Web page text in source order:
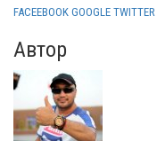
FACEEBOOK GOOGLE TWITTER
Автор